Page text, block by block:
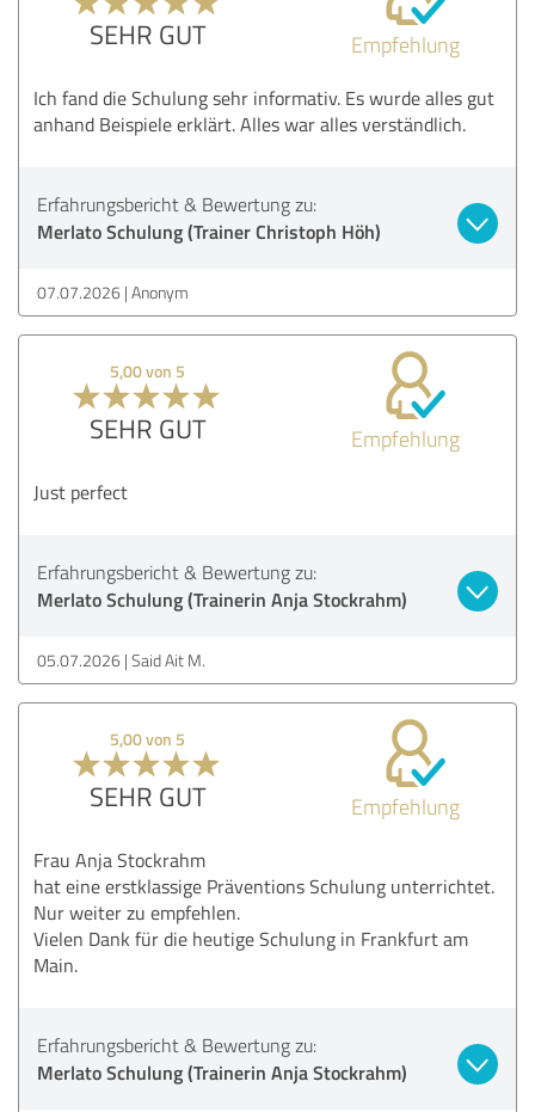
SEHR GUT Empfehlung
Ich fand die Schulung sehr informativ. Es wurde alles gut
anhand Beispiele erklärt. Alles war alles verständlich.
Erfahrungsbericht & Bewertung zu:
Merlato Schulung (Trainer Christoph Höh)
07.07.2026 Anonym
5,00 von 5
SEHR GUT Empfehlung
Just perfect
Erfahrungsbericht & Bewertung zu:
Merlato Schulung (Trainerin Anja Stockrahm)
05.07.2026 Said Ait M.
5,00 von 5
SEHR GUT Empfehlung
Frau Anja Stockrahm
hat eine erstklassige Präventions Schulung unterrichtet.
Nur weiter zu empfehlen.
Vielen Dank für die heutige Schulung in Frankfurt am
Main.
Erfahrungsbericht & Bewertung zu:
Merlato Schulung (Trainerin Anja Stockrahm)